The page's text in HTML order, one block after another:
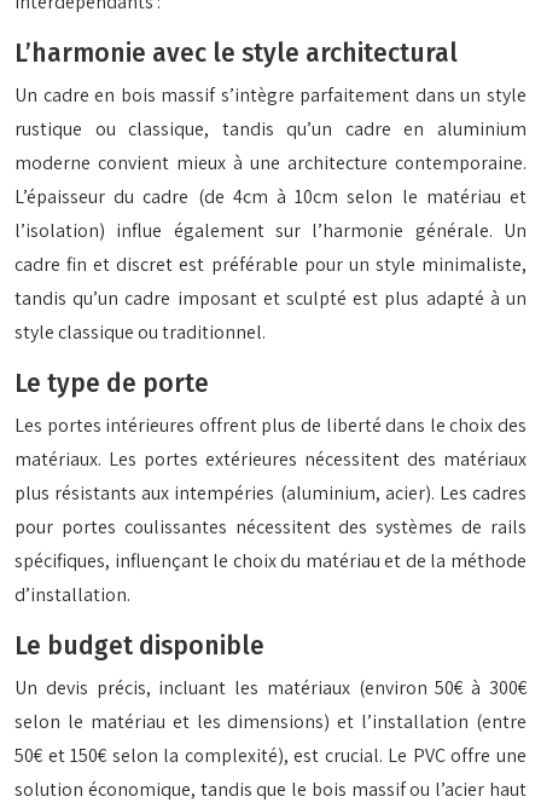
L’harmonie avec le style architectural
Un cadre en bois massif s’intègre parfaitement dans un style
rustique ou classique, tandis qu’un cadre en aluminium
moderne convient mieux à une architecture contemporaine.
L’épaisseur du cadre (de 4cm à 10cm selon le matériau et
l’isolation) influe également sur l’harmonie générale. Un
cadre fin et discret est préférable pour un style minimaliste,
tandis qu’un cadre imposant et sculpté est plus adapté à un
style classique ou traditionnel.
Le type de porte
Les portes intérieures offrent plus de liberté dans le choix des
matériaux. Les portes extérieures nécessitent des matériaux
plus résistants aux intempéries (aluminium, acier). Les cadres
pour portes coulissantes nécessitent des systèmes de rails
spécifiques, influençant le choix du matériau et de la méthode
d’installation.
Le budget disponible
Un devis précis, incluant les matériaux (environ 50€ à 300€
selon le matériau et les dimensions) et l’installation (entre
50€ et 150€ selon la complexité), est crucial. Le PVC offre une
solution économique, tandis que le bois massif ou l’acier haut